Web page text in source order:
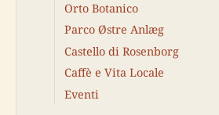
Orto Botanico
Parco Østre Anlæg
Castello di Rosenborg
Caffè e Vita Locale
Eventi